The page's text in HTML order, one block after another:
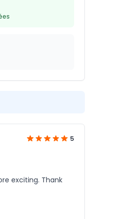
5
exciting. Thank